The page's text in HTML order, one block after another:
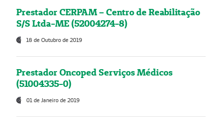
Prestador CERPAM – Centro de Reabilitação
S/S Ltda-ME (52004274-8)
18 de Outubro de 2019
Prestador Oncoped Serviços Médicos
(51004335-0)
01 de Janeiro de 2019